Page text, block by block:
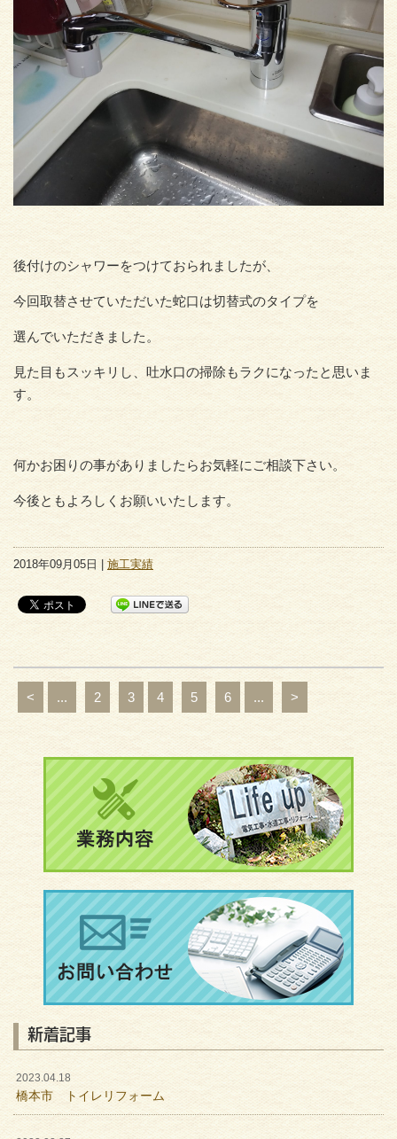
後付けのシャワーをつけておられましたが、
今回取替させていただいた蛇口は切替式のタイプを
選んでいただきました。
見た目もスッキリし、吐水口の掃除もラクになったと思いま
す。
何かお困りの事がありましたらお気軽にご相談下さい。
今後ともよろしくお願いいたします。
2018年09月05日 | 施工実績
< ... 2 3 4 5 6 ... >
新着記事
2023.04.18
橋本市 トイレリフォーム